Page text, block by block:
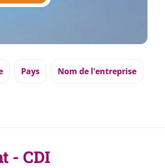
Pays Nom de l'entreprise
- CDI